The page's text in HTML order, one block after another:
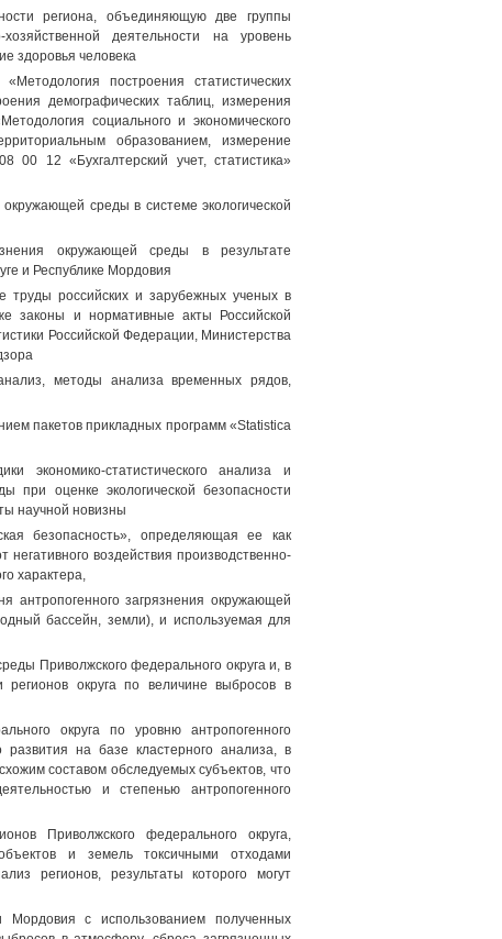
региона, объединяющую две группы
деятельности на уровень
здоровья человека
построения статистических
демографических таблиц, измерения
социального и экономического
образованием, измерение
00 12 «Бухгалтерский учет, статистика»
среды в системе экологической
окружающей среды в результате
и Республике Мордовия
труды российских и зарубежных ученых в
законы и нормативные акты Российской
Российской Федерации, Министерства
методы анализа временных рядов,
пакетов прикладных программ «Statistica
экономико-статистического анализа и
при оценке экологической безопасности
научной новизны
безопасность», определяющая ее как
воздействия производственно-
характера,
антропогенного загрязнения окружающей
бассейн, земли), и используемая для
Приволжского федерального округа и, в
округа по величине выбросов в
округа по уровню антропогенного
развития на базе кластерного анализа, в
составом обследуемых субъектов, что
и степенью антропогенного
Приволжского федерального округа,
и земель токсичными отходами
регионов, результаты которого могут
Мордовия с использованием полученных